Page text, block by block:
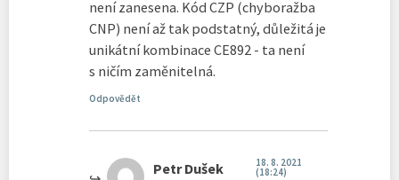
není zanesena. Kód CZP (chyboražba
CNP) není až tak podstatný, důležitá je
unikátní kombinace CE892 - ta není
s ničím zaměnitelná.
Odpovědět
Petr Dušek
18. 8. 2021
(18:24)